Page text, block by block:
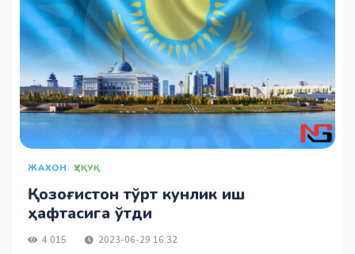
ЖАХОН ҲУҚУҚ
Қозоғистон тўрт кунлик иш
ҳафтасига ўтди
4 015 2023-06-29 16:32